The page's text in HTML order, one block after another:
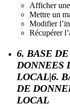
Afficher
Mettre un
Modifier
Récupérer
6. BASE
DONNEES
LOCAL|6.
DE
LOCAL